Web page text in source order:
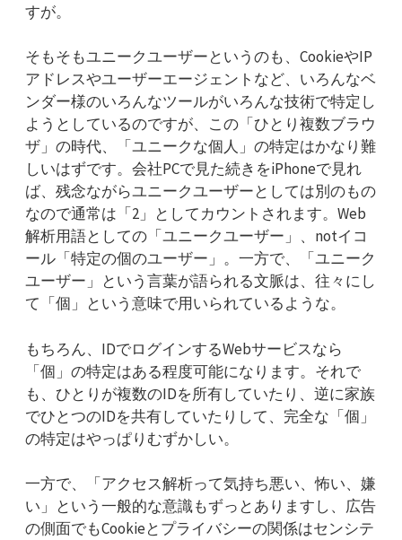
すが。
そもそもユニークユーザーというのも、CookieやIP
アドレスやユーザーエージェントなど、いろんなベ
ンダー様のいろんなツールがいろんな技術で特定し
ようとしているのですが、この「ひとり複数ブラウ
ザ」の時代、「ユニークな個人」の特定はかなり難
しいはずです。会社PCで見た続きをiPhoneで見れ
ば、残念ながらユニークユーザーとしては別のもの
なので通常は「2」としてカウントされます。Web
解析用語としての「ユニークユーザー」、notイコ
ール「特定の個のユーザー」。一方で、「ユニーク
ユーザー」という言葉が語られる文脈は、往々にし
て「個」という意味で用いられているような。
もちろん、IDでログインするWebサービスなら
「個」の特定はある程度可能になります。それで
も、ひとりが複数のIDを所有していたり、逆に家族
でひとつのIDを共有していたりして、完全な「個」
の特定はやっぱりむずかしい。
一方で、「アクセス解析って気持ち悪い、怖い、嫌
い」という一般的な意識もずっとありますし、広告
の側面でもCookieとプライバシーの関係はセンシテ